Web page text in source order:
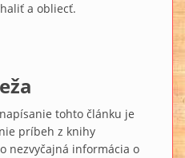
a obliecť.
tohto článku je
príbeh z knihy
nezvyčajná informácia o